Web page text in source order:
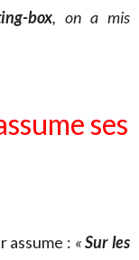
box, on a mis
ses
assume : «Sur les